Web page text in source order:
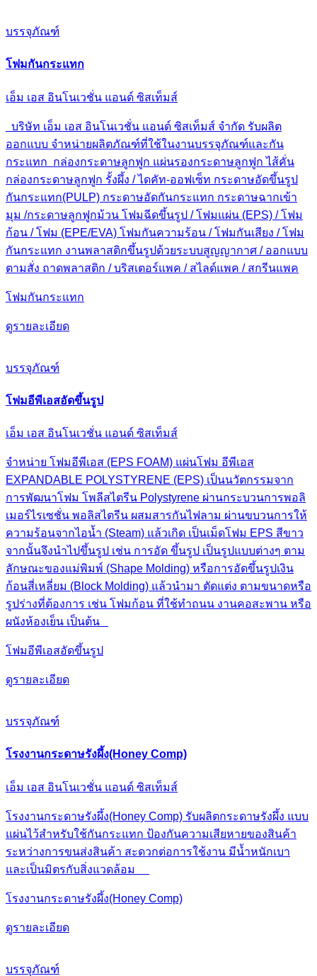
บรรจุภัณฑ์
โฟมกันกระแทก
เอ็ม เอส อินโนเวชั่น แอนด์ ซิสเท็มส์
บริษัท เอ็ม เอส อินโนเวชั่น แอนด์ ซิสเท็มส์ จำกัด รับผลิต
ออกแบบ จำหน่ายผลิตภัณฑ์ที่ใช้ในงานบรรจุภัณฑ์และกัน
กระแทก กล่องกระดาษลูกฟูก แผ่นรองกระดาษลูกฟูก ไส้คั่น
กล่องกระดาษลูกฟูก รั้งผึ้ง / ไดคัท-ออฟเซ็ท กระดาษอัดขึ้นรูป
กันกระแทก(PULP) กระดาษอัดกันกระแทก กระดาษฉากเข้า
มุม /กระดาษลูกฟูกม้วน โฟมฉีดขึ้นรูป / โฟมแผ่น (EPS) / โฟม
ก้อน / โฟม (EPE/EVA) โฟมกันความร้อน / โฟมกันเสียง / โฟม
กันกระแทก งานพลาสติกขึ้นรูปด้วยระบบสูญญากาศ / ออกแบบ
ตามสั่ง ถาดพลาสติก / บริสเตอร์แพค / สไลด์แพค / สกรีนแพค
โฟมกันกระแทก
ดูรายละเอียด
บรรจุภัณฑ์
โฟมอีพีเอสอัดขึ้นรูป
เอ็ม เอส อินโนเวชั่น แอนด์ ซิสเท็มส์
จำหน่าย โฟมอีพีเอส (EPS FOAM) แผ่นโฟม อีพีเอส
EXPANDABLE POLYSTYRENE (EPS) เป็นนวัตกรรมจาก
การพัฒนาโฟม โพลีสไตรีน Polystyrene ผ่านกระบวนการพอลิ
เมอร์ไรเซชั่น พอลิสไตรีน ผสมสารกันไฟลาม ผ่านขบวนการให้
ความร้อนจากไอน้ำ (Steam) แล้วเกิด เป็นเม็ดโฟม EPS สีขาว
จากนั้นจึงนําไปขึ้นรูป เช่น การอัด ขึ้นรูป เป็นรูปแบบต่างๆ ตาม
ลักษณะของแม่พิมพ์ (Shape Molding) หรือการอัดขึ้นรูปเงิน
ก้อนสี่เหลี่ยม (Block Molding) แล้วนํามา ตัดแต่ง ตามขนาดหรือ
รูปร่างที่ต้องการ เช่น โฟมก้อน ที่ใช้ทําถนน งานคอสะพาน หรือ
ผนังห้องเย็น เป็นต้น
โฟมอีพีเอสอัดขึ้นรูป
ดูรายละเอียด
บรรจุภัณฑ์
โรงงานกระดาษรังผึ้ง(Honey Comp)
เอ็ม เอส อินโนเวชั่น แอนด์ ซิสเท็มส์
โรงงานกระดาษรังผึ้ง(Honey Comp) รับผลิตกระดาษรังผึ้ง แบบ
แผ่นไว้สำหรับใช้กันกระแทก ป้องกันความเสียหายของสินค้า
ระหว่างการขนส่งสินค้า สะดวกต่อการใช้งาน มีน้ำหนักเบา
และเป็นมิตรกับสิ่งแวดล้อม
โรงงานกระดาษรังผึ้ง(Honey Comp)
ดูรายละเอียด
บรรจุภัณฑ์